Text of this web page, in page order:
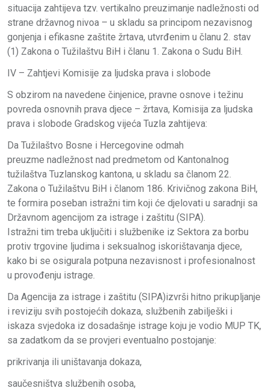
situacija zahtijeva tzv. vertikalno preuzimanje nadležnosti od
strane državnog nivoa – u skladu sa principom nezavisnog
gonjenja i efikasne zaštite žrtava, utvrđenim u članu 2. stav
(1) Zakona o Tužilaštvu BiH i članu 1. Zakona o Sudu BiH.
IV – Zahtjevi Komisije za ljudska prava i slobode
S obzirom na navedene činjenice, pravne osnove i težinu
povreda osnovnih prava djece – žrtava, Komisija za ljudska
prava i slobode Gradskog vijeća Tuzla zahtijeva:
Da Tužilaštvo Bosne i Hercegovine odmah
preuzme nadležnost nad predmetom od Kantonalnog
tužilaštva Tuzlanskog kantona, u skladu sa članom 22.
Zakona o Tužilaštvu BiH i članom 186. Krivičnog zakona BiH,
te formira poseban istražni tim koji će djelovati u saradnji sa
Državnom agencijom za istrage i zaštitu (SIPA).
Istražni tim treba uključiti i službenike iz Sektora za borbu
protiv trgovine ljudima i seksualnog iskorištavanja djece,
kako bi se osigurala potpuna nezavisnost i profesionalnost
u provođenju istrage.
Da Agencija za istrage i zaštitu (SIPA)izvrši hitno prikupljanje
i reviziju svih postojećih dokaza, službenih zabilješki i
iskaza svjedoka iz dosadašnje istrage koju je vodio MUP TK,
sa zadatkom da se provjeri eventualno postojanje:
prikrivanja ili uništavanja dokaza,
saučesništva službenih osoba,